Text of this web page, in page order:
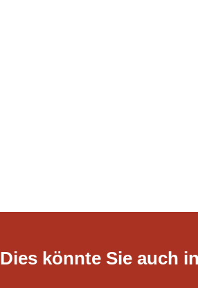
Dies könnte Sie auch